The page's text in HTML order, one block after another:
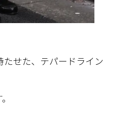
せた、テパードライン